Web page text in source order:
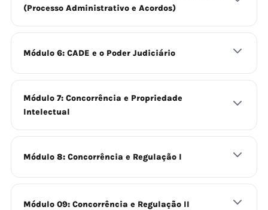
(Processo Administrativo e Acordos)
Módulo 6: CADE e o Poder Judiciário
Módulo 7: Concorrência e Propriedade
Intelectual
Módulo 8: Concorrência e Regulação I
Módulo 09: Concorrência e Regulação II